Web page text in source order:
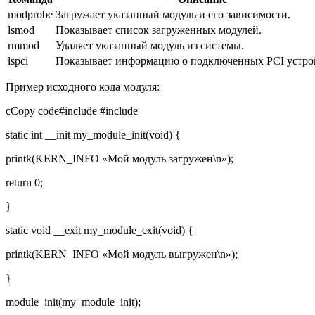
modprobe Загружает указанный модуль и его зависимости.
lsmod
Показывает список загруженных модулей.
rmmod
Удаляет указанный модуль из системы.
lspci
Показывает информацию о подключенных PCI
Пример исходного кода модуля:
cCopy code#include #include
static int __init my_module_init(void) {
printk(KERN_INFO «Мой модуль загружен\n»);
return 0;
}
static void __exit my_module_exit(void) {
printk(KERN_INFO «Мой модуль выгружен\n»);
}
module_init(my_module_init);